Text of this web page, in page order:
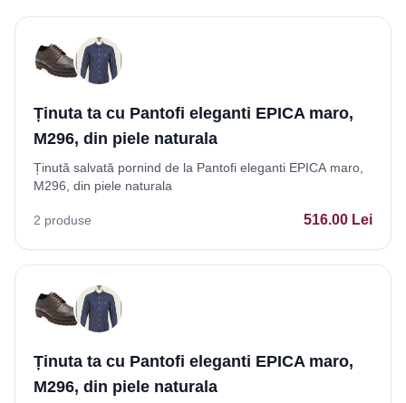
Ținuta ta cu Pantofi eleganti EPICA maro,
M296, din piele naturala
Ținută salvată pornind de la Pantofi eleganti EPICA maro,
M296, din piele naturala
2 produse 516.00 Lei
Ținuta ta cu Pantofi eleganti EPICA maro,
M296, din piele naturala